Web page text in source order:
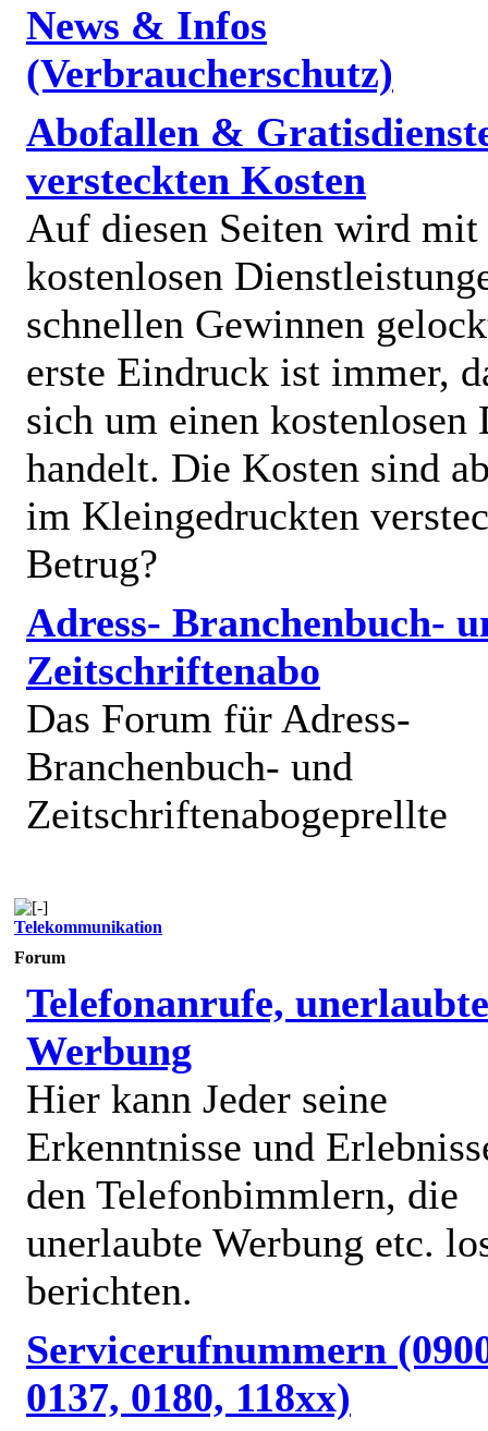
News & Infos
(Verbraucherschutz)
Abofallen &
versteckten Kosten
Auf diesen Seiten wird mit
kostenlosen
schnellen Gewinnen
erste Eindruck ist immer,
sich um einen kostenlosen
handelt. Die Kosten sind
im Kleingedruckten
Betrug?
Adress- Branchenbuch-
Zeitschriftenabo
Das Forum für Adress-
Branchenbuch- und
Zeitschriftenabogeprellte
Telekommunikation
Forum
Telefonanrufe, unerlaubte
Werbung
Hier kann Jeder seine
Erkenntnisse und
den Telefonbimmlern, die
unerlaubte Werbung etc.
berichten.
Servicerufnummern
0137, 0180, 118xx)